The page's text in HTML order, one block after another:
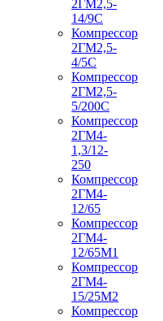
2ГМ2,5-
14/9С
Компрессор
2ГМ2,5-
4/5С
Компрессор
2ГМ2,5-
5/200С
Компрессор
2ГМ4-
1,3/12-
250
Компрессор
2ГМ4-
12/65
Компрессор
2ГМ4-
12/65М1
Компрессор
2ГМ4-
15/25М2
Компрессор